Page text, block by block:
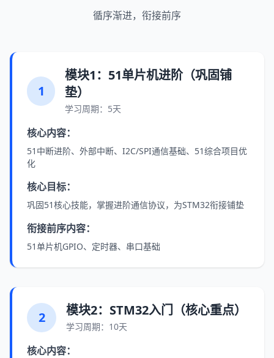
循序渐进，衔接前序
1
模块1：51单片机进阶（巩固铺
垫）
学习周期：5天
核心内容：
51中断进阶、外部中断、I2C/SPI通信基础、51综合项目优
化
核心目标：
巩固51核心技能，掌握进阶通信协议，为STM32衔接铺垫
衔接前序内容：
51单片机GPIO、定时器、串口基础
2 模块2：STM32入门（核心重点）
学习周期：10天
核心内容：